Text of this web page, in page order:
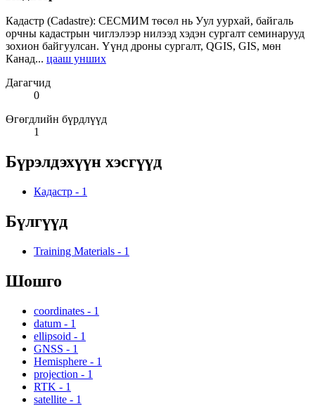
Кадастр (Cadastre): СЕСМИМ төсөл нь Уул уурхай, байгаль
орчны кадастрын чиглэлээр нилээд хэдэн сургалт семинарууд
зохион байгуулсан. Үүнд дроны сургалт, QGIS, GIS, мөн
Канад... цааш унших
Дагагчид
0
Өгөгдлийн бүрдлүүд
1
Бүрэлдэхүүн хэсгүүд
Кадастр - 1
Бүлгүүд
Training Materials - 1
Шошго
coordinates - 1
datum - 1
ellipsoid - 1
GNSS - 1
Hemisphere - 1
projection - 1
RTK - 1
satellite - 1